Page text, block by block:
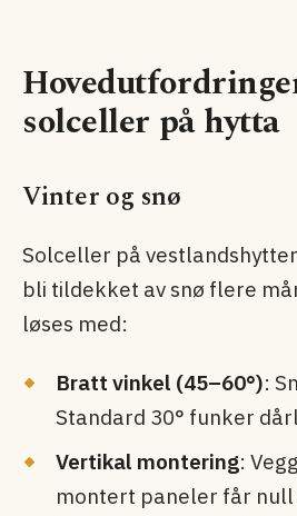
solceller på hytta
Vinter og snø
Solceller på
bli tildekket av snø flere
løses med:
Bratt vinkel (45–60°):
Standard 30° funker
Vertikal montering:
montert paneler får null